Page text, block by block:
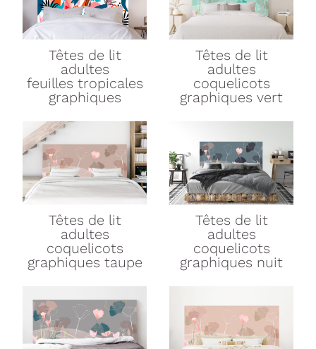
Têtes de lit
adultes
feuilles tropicales
graphiques
Têtes de lit
adultes
coquelicots
graphiques vert
Têtes de lit
adultes
coquelicots
graphiques taupe
Têtes de lit
adultes
coquelicots
graphiques nuit